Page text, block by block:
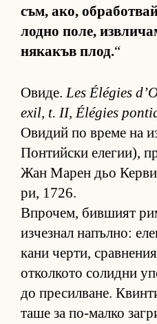
съм, ако,
лодно по­ле,
ня­ка­къв плод.“
Ови­де.Les Élégies
exil, t. II, Élégies
Ови­дий по време на
Пон­тийски еле­ги­и),
Жан Ма­рен дьо
ри, 1726.
Впро­чем, бив­шият
из­чез­нал на­пъл­но:
кани чер­ти,
от­кол­кото со­лидни
до пре­сил­ва­не.
таше за по-малко